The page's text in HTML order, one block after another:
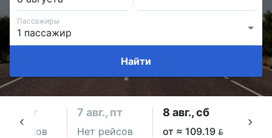
Пассажиры
Найти
чт
рейсов
7 авг., пт
Нет рейсов
8 авг., сб
от ≈ 109.19 